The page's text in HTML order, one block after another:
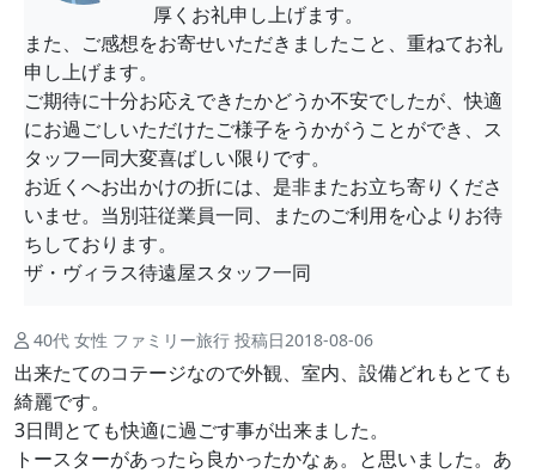
厚くお礼申し上げます。
また、ご感想をお寄せいただきましたこと、重ねてお礼
申し上げます。
ご期待に十分お応えできたかどうか不安でしたが、快適
にお過ごしいただけたご様子をうかがうことができ、ス
タッフ一同大変喜ばしい限りです。
お近くへお出かけの折には、是非またお立ち寄りくださ
いませ。当別荘従業員一同、またのご利用を心よりお待
ちしております。
ザ・ヴィラス待遠屋スタッフ一同
40代 女性 ファミリー旅行 投稿日2018-08-06
出来たてのコテージなので外観、室内、設備どれもとても
綺麗です。
3日間とても快適に過ごす事が出来ました。
トースターがあったら良かったかなぁ。と思いました。あ